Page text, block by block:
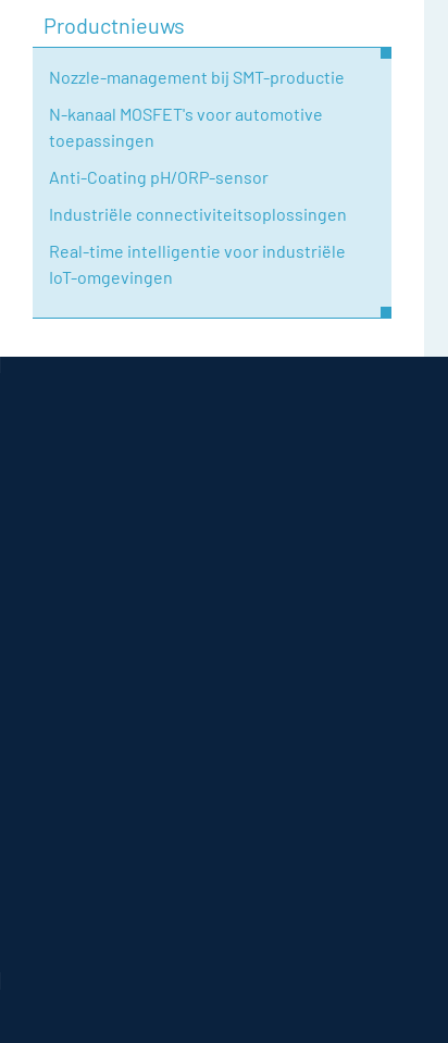
Productnieuws
Nozzle-management bij SMT-productie
N-kanaal MOSFET's voor automotive
toepassingen
Anti-Coating pH/ORP-sensor
Industriële connectiviteitsoplossingen
Real-time intelligentie voor industriële
IoT-omgevingen